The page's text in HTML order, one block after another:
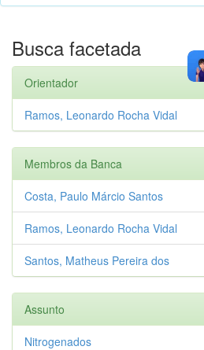
Busca facetada
Orientador
Ramos, Leonardo Rocha Vidal
Membros da Banca
Costa, Paulo Márcio Santos
Ramos, Leonardo Rocha Vidal
Santos, Matheus Pereira dos
Assunto
Nitrogenados